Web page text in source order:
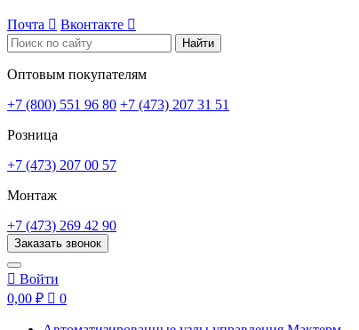
Почта  Вконтакте 
Найти
Оптовым покупателям
+7 (800) 551 96 80 +7 (473) 207 31 51
Розница
+7 (473) 207 00 57
Монтаж
+7 (473) 269 42 90
Заказать звонок
 Войти
0,00 ₽  0